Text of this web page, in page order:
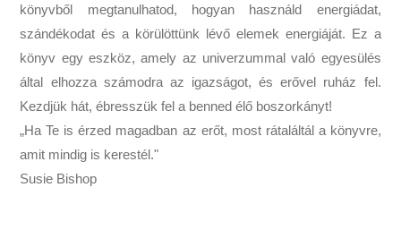
könyvből megtanulhatod, hogyan használd energiádat,
szándékodat és a körülöttünk lévő elemek energiáját. Ez a
könyv egy eszköz, amely az univerzummal való egyesülés
által elhozza számodra az igazságot, és erővel ruház fel.
Kezdjük hát, ébresszük fel a benned élő boszorkányt!
„Ha Te is érzed magadban az erőt, most rátaláltál a könyvre,
amit mindig is kerestél."
Susie Bishop